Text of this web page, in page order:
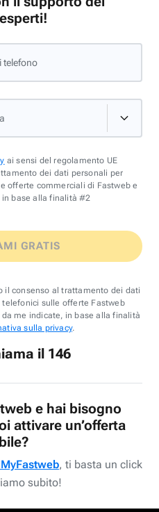
telefono
ai sensi del regolamento UE
dei dati personali per
offerte commerciali di Fastweb e
base alla finalità #2
GRATIS
il consenso al trattamento dei dati
sulle offerte Fastweb
me indicate, in base alla finalità
sulla privacy.
il 146
e hai bisogno
attivare un’offerta
, ti basta un click
subito!